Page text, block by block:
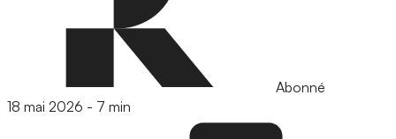
Abonné
18 mai 2026 - 7 min